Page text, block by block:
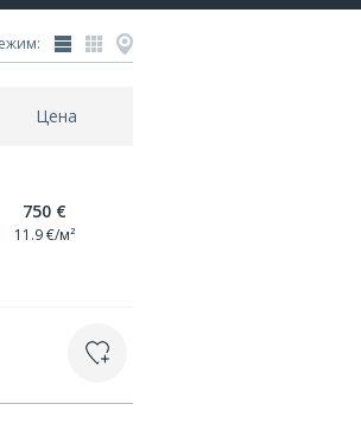
Цена
750 €
11.9 €/м²